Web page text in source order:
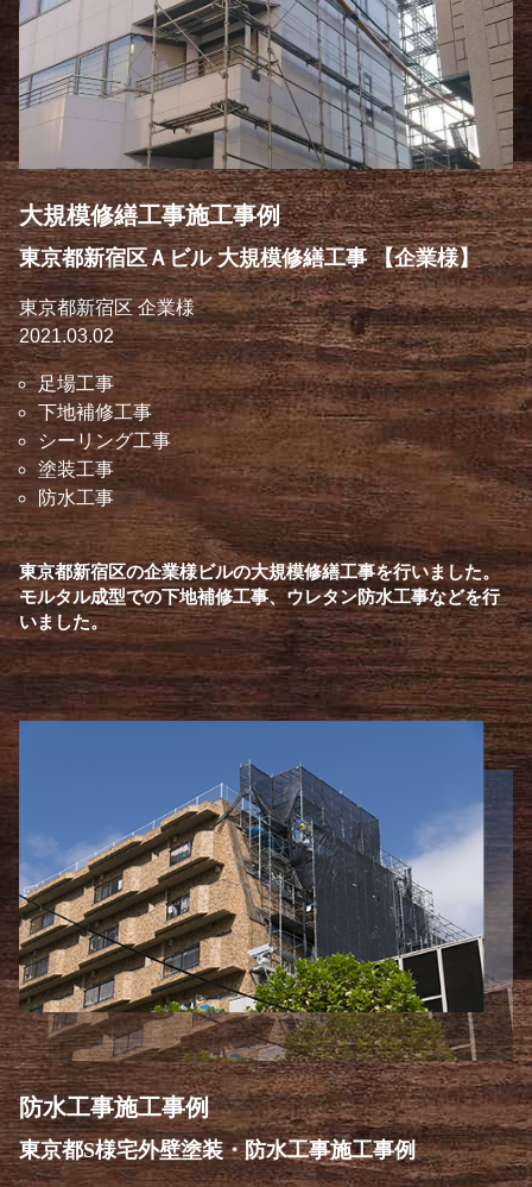
大規模修繕工事施工事例
東京都新宿区Ａビル 大規模修繕工事 【企業様】
東京都新宿区 企業様
2021.03.02
足場工事
下地補修工事
シーリング工事
塗装工事
防水工事
東京都新宿区の企業様ビルの大規模修繕工事を行いました。
モルタル成型での下地補修工事、ウレタン防水工事などを行
いました。
防水工事施工事例
東京都S様宅外壁塗装・防水工事施工事例